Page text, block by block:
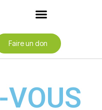
Faire un don
VOUS